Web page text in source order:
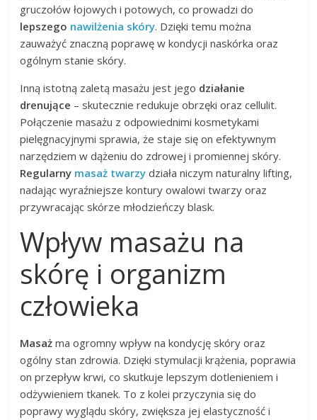
gruczołów łojowych i potowych, co prowadzi do
lepszego nawilżenia skóry. Dzięki temu można
zauważyć znaczną poprawę w kondycji naskórka oraz
ogólnym stanie skóry.
Inną istotną zaletą masażu jest jego działanie
drenujące – skutecznie redukuje obrzęki oraz cellulit.
Połączenie masażu z odpowiednimi kosmetykami
pielęgnacyjnymi sprawia, że staje się on efektywnym
narzędziem w dążeniu do zdrowej i promiennej skóry.
Regularny masaż twarzy działa niczym naturalny lifting,
nadając wyraźniejsze kontury owalowi twarzy oraz
przywracając skórze młodzieńczy blask.
Wpływ masażu na
skórę i organizm
człowieka
Masaż ma ogromny wpływ na kondycję skóry oraz
ogólny stan zdrowia. Dzięki stymulacji krążenia, poprawia
on przepływ krwi, co skutkuje lepszym dotlenieniem i
odżywieniem tkanek. To z kolei przyczynia się do
poprawy wyglądu skóry, zwiększa jej elastyczność i